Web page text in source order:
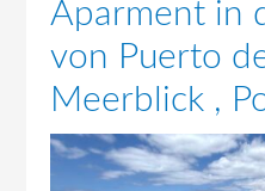
Aparment in
von Puerto
Meerblick ,